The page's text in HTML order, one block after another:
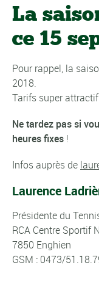
La
ce 15
Pour rappel, la
2018.
Tarifs super
Ne tardez pas si
heures fixes !
Infos auprès de
Laurence
Présidente du
RCA Centre Sportif
7850 Enghien
GSM : 0473/